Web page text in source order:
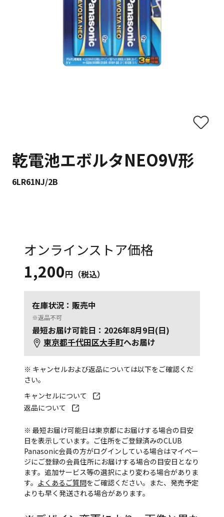
乾電池エボルタNEO9V形
6LR61NJ/2B
オンラインストア価格
1,200円（税込）
在庫状況：販売中
※返品不可
最短お届け可能日：2026年8月9日(日)
東京都千代田区大手町へお届け
※ キャンセルおよび返品については以下をご確認くだ
さい。
キャンセルについて
返品について
※ 最短お届け可能日は東京都にお届けする場合の目安
日を表示しています。ご住所をご登録済みのCLUB
Panasonic会員の方がログインしている場合はマイペー
ジにご登録の会員住所にお届けする場合の目安日となり
ます。追加サービス等の選択により変わる場合がありま
す。 よくあるご質問をご確認ください。また、発売予定
よりも早く発送される場合があります。